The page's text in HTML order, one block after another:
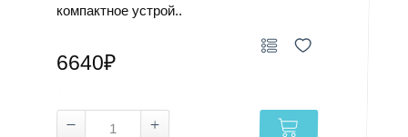
компактное устрой..
6640₽